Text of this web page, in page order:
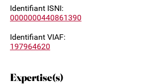
Identifiant ISNI:
0000000440861390
Identifiant VIAF:
197964620
Expertise(s)